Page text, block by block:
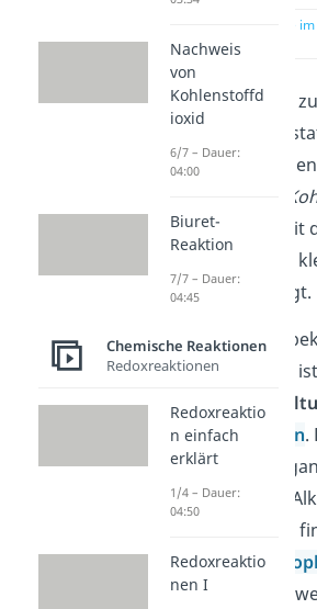
zur Stelle
(00:43)
Hydrolysen finden
in deinem Körper
Stoffwechsel
Proteine, die du mit
aufnimmst, in ihre
Bestandteile zerlegt.
Ein weiteres sehr
für eine Hydrolyse
hydrolytische
Carbonsäureestern.
Ester in seine
Carbonsäure und
aufgespalten. Hier
sogenannte
statt. Das läuft
Nachweis
von
Kohlenstoffd
ioxid
6/7 – Dauer:
04:00
Biuret-
Reaktion
7/7 – Dauer:
04:45
Chemische Reaktionen
Redoxreaktionen
Redoxreaktio
n einfach
erklärt
1/4 – Dauer:
04:50
Redoxreaktio
nen I